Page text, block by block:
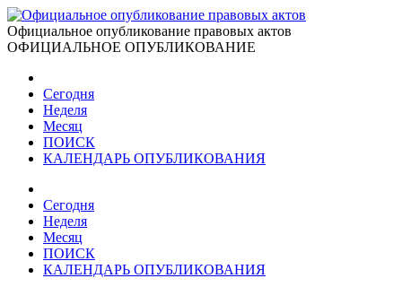
Официальное опубликование правовых актов
ОФИЦИАЛЬНОЕ ОПУБЛИКОВАНИЕ
Сегодня
Неделя
Месяц
ПОИСК
КАЛЕНДАРЬ ОПУБЛИКОВАНИЯ
Сегодня
Неделя
Месяц
ПОИСК
КАЛЕНДАРЬ ОПУБЛИКОВАНИЯ